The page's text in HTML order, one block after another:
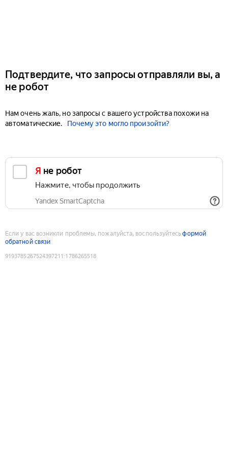
Подтвердите, что запросы отправляли вы, а
не робот
Нам очень жаль, но запросы с вашего устройства похожи на
автоматические.
Почему это могло произойти?
Я не робот
Нажмите, чтобы продолжить
Yandex SmartCaptcha
Если у вас возникли проблемы, пожалуйста, воспользуйтесьформой
обратной связи
9193785267524397211 :1786265518